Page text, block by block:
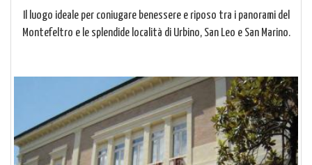
Il luogo ideale per coniugare benessere e riposo tra i panorami del
Montefeltro e le splendide località di Urbino, San Leo e San Marino.